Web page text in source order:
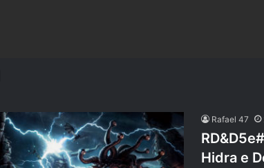
Rafael 47
Hidra e